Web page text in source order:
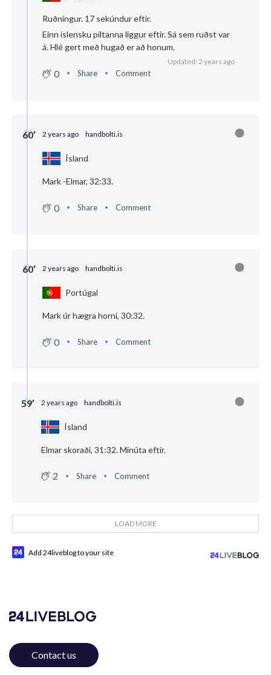
Ruðningur. 17 sekúndur eftir.
Einn íslensku piltanna liggur eftir. Sá sem ruðst var
á. Hlé gert með hugað er að honum.
Updated: 2 years ago
0 Share Comment
60′ 2 years ago handbolti.is
Ísland
Mark -Elmar, 32:33.
0 Share Comment
60′ 2 years ago handbolti.is
Portúgal
Mark úr hægra horni, 30:32.
0 Share Comment
59′ 2 years ago handbolti.is
Ísland
Elmar skoraði, 31:32. Mínúta eftir.
2 Share Comment
LOAD MORE
Add 24liveblog to your site
Contact us